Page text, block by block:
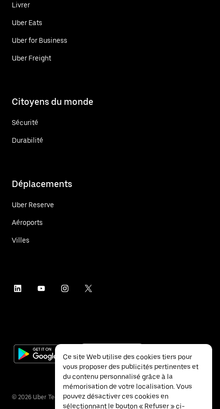
Livrer
Uber Eats
Uber for Business
Uber Freight
Citoyens du monde
Sécurité
Durabilité
Déplacements
Uber Reserve
Aéroports
Villes
© 2026 Uber Technologies Inc.
Ce site Web utilise des cookies tiers pour
vous proposer des publicités pertinentes et
du contenu personnalisé grâce à la
mémorisation de votre localisation. Vous
pouvez désactiver ces cookies en
sélectionnant le bouton « Refuser » ci-